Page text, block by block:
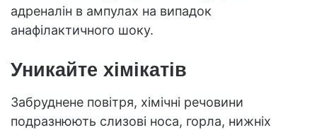
адреналін в ампулах на випадок
анафілактичного шоку.
Уникайте хімікатів
Забруднене повітря, хімічні речовини
подразнюють слизові носа, горла, нижніх